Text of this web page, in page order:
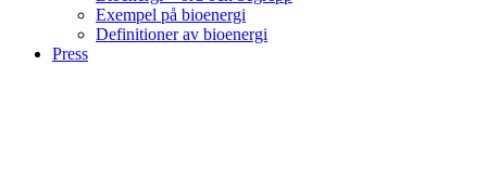
Exempel på bioenergi
Definitioner av bioenergi
Press